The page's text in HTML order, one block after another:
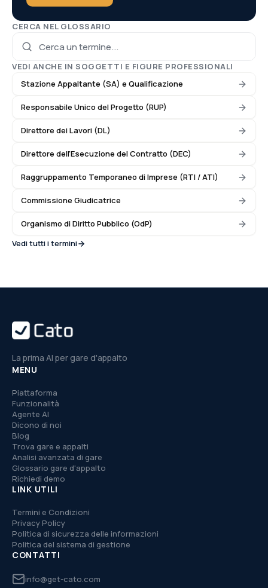
CERCA NEL GLOSSARIO
VEDI ANCHE IN SOGGETTI E FIGURE PROFESSIONALI
Stazione Appaltante (SA) e Qualificazione
Responsabile Unico del Progetto (RUP)
Direttore dei Lavori (DL)
Direttore dell'Esecuzione del Contratto (DEC)
Raggruppamento Temporaneo di Imprese (RTI / ATI)
Commissione Giudicatrice
Organismo di Diritto Pubblico (OdP)
Vedi tutti i termini
La prima AI per gare d'appalto
MENU
Piattaforma
Funzionalità
Agente AI
Dicono di noi
Blog
Trova gare e appalti
Analisi avanzata di gare
Glossario gare d'appalto
Richiedi demo
LINK UTILI
Termini e Condizioni
Privacy Policy
Politica di sicurezza delle informazioni
Politica del sistema di gestione
CONTATTI
info@get-cato.com